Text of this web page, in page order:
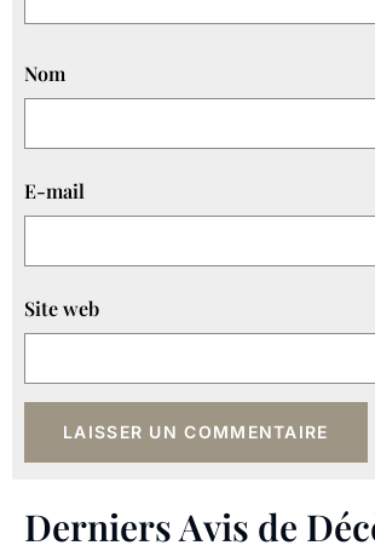
Nom
E-mail
Site web
Derniers Avis de